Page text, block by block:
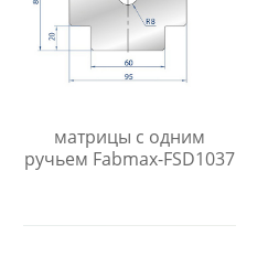
матрицы с одним
ручьем Fabmax-FSD1037